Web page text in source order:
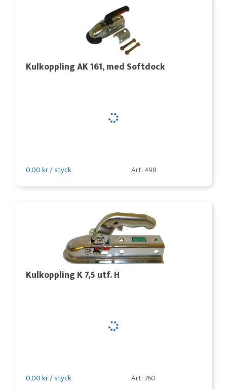
Kulkoppling AK 161, med Softdock
0,00 kr / styck Art: 498
Kulkoppling K 7,5 utf. H
0,00 kr / styck Art: 760